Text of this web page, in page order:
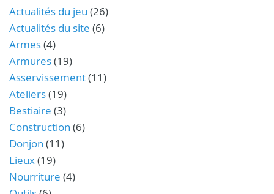
Actualités du jeu (26)
Actualités du site (6)
Armes(4)
Armures(19)
Asservissement(11)
Ateliers(19)
Bestiaire (3)
Construction (6)
Donjon (11)
Lieux(19)
Nourriture (4)